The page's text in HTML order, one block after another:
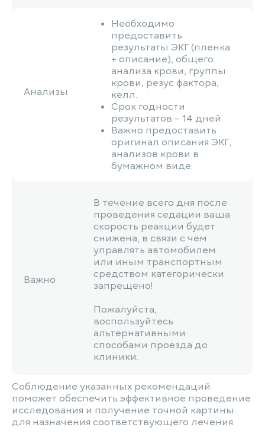
Анализы
Необходимо
предоставить
результаты ЭКГ (пленка
+ описание), общего
анализа крови, группы
крови, резус фактора,
келл.
Срок годности
результатов – 14 дней.
Важно предоставить
оригинал описания ЭКГ,
анализов крови в
бумажном виде.
Важно
В течение всего дня после
проведения седации ваша
скорость реакции будет
снижена, в связи с чем
управлять автомобилем
или иным транспортным
средством категорически
запрещено!
Пожалуйста,
воспользуйтесь
альтернативными
способами проезда до
клиники.
Соблюдение указанных рекомендаций
поможет обеспечить эффективное проведение
исследования и получение точной картины
для назначения соответствующего лечения.